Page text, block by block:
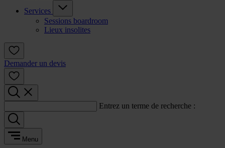
Services
Sessions boardroom
Lieux insolites
Demander un devis
Entrez un terme de recherche :
Menu